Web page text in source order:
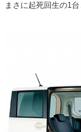
まさに起死回生の1